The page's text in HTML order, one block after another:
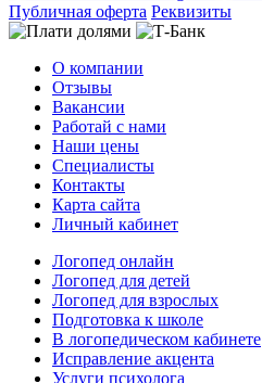
Публичная оферта Реквизиты
О компании
Отзывы
Вакансии
Работай с нами
Наши цены
Специалисты
Контакты
Карта сайта
Личный кабинет
Логопед онлайн
Логопед для детей
Логопед для взрослых
Подготовка к школе
В логопедическом кабинете
Исправление акцента
Услуги психолога